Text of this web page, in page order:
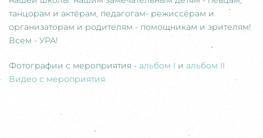
танцорам и актёрам, педагогам- режиссёрам и
организаторам и родителям - помощникам и зрителям!
Всем - УРА!
Фотографии с мероприятия - альбом I и альбом II
Видео с мероприятия